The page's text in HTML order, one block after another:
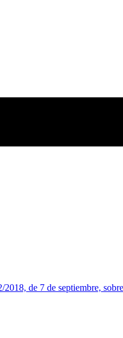
2018, de 7 de septiembre,